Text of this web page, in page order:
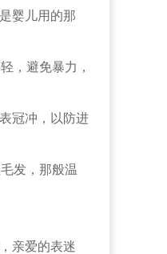
婴儿用的那
，避免暴力，
冠冲，以防进
发，那般温
亲爱的表迷